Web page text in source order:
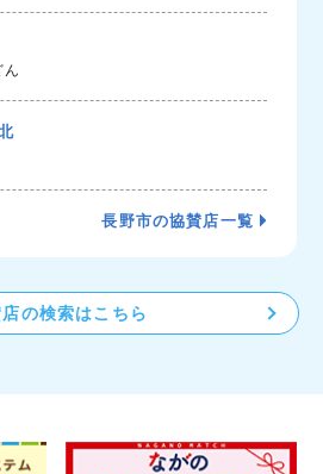
ん
長野市の協賛店一覧
の検索はこちら